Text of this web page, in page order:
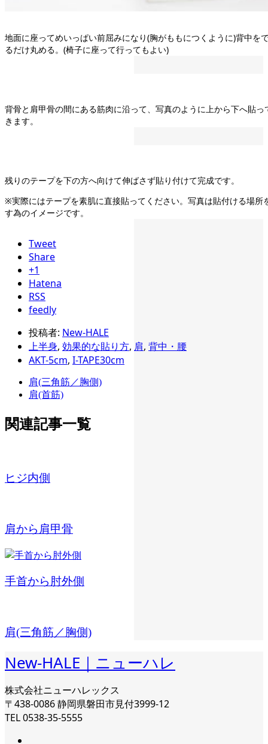
地面に座ってめいっぱい前屈みになり(胸がももにつくように)背中を
るだけ丸める。(椅子に座って行ってもよい)
背骨と肩甲骨の間にある筋肉に沿って、写真のように上から下へ貼っ
きます。
残りのテープを下の方へ向けて伸ばさず貼り付けて完成です。
※実際にはテープを素肌に直接貼ってください。写真は貼付ける場所
す為のイメージです。
Tweet
Share
+1
Hatena
RSS
feedly
投稿者: New-HALE
上半身, 効果的な貼り方, 肩, 背中・腰
AKT-5cm, I-TAPE30cm
肩(三角筋／胸側)
肩(首筋)
関連記事一覧
ヒジ内側
肩から肩甲骨
手首から肘外側
肩(三角筋／胸側)
New-HALE｜ニューハレ
株式会社ニューハレックス
〒438-0086 静岡県磐田市見付3999-12
TEL 0538-35-5555